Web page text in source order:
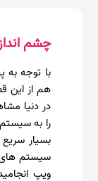
چشم
با توجه
هم از این
در دنیا
را به
بسیار
سیستم های
ویپ